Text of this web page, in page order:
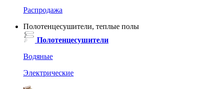
Распродажа
Полотенцесушители, теплые полы
Полотенцесушители
Водяные
Электрические